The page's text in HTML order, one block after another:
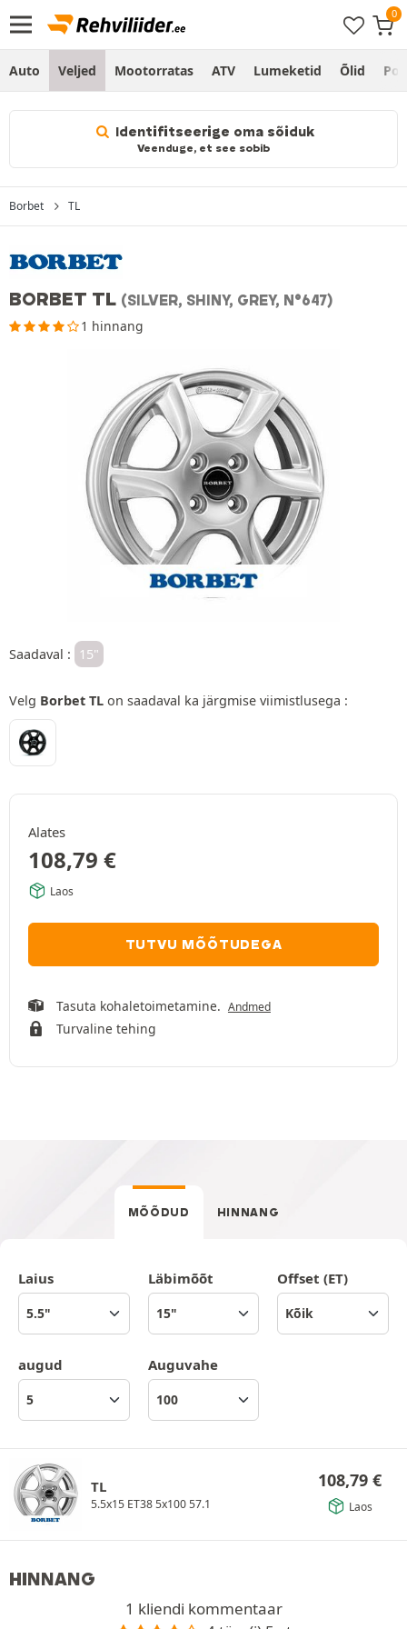
Auto Veljed Mootorratas ATV Lumeketid Õlid
Identifitseerige oma sõiduk
Veenduge, et see sobib
Borbet TL
BORBET TL (SILVER, SHINY, GREY, N°647)
1 hinnang
Saadaval : 15"
Velg Borbet TL on saadaval ka järgmise viimistlusega :
Alates
108,79 €
Laos
TUTVU MÕÕTUDEGA
Tasuta kohaletoimetamine. Andmed
Turvaline tehing
MÕÕDUD HINNANG
Laius Läbimõõt Offset (ET)
augud Auguvahe
TL
5.5x15 ET38 5x100 57.1
108,79 €
Laos
HINNANG
1 kliendi kommentaar